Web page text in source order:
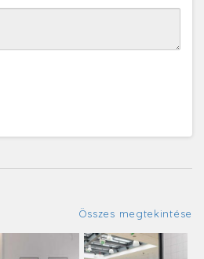
Összes megtekintése